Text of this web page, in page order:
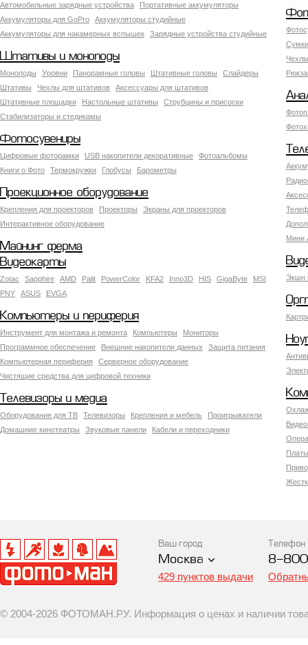
Автомобильные зарядные устройства
Портативные аккумуляторы
Аккумуляторы для GoPro
Аккумуляторы студийные
Аккумуляторы для накамерных вспышек
Зарядные устройства студийные
Штативы и моноподы
Моноподы Уровни Панорамные головы Штативные головы
Слайдеры
Штативы
Чехлы для штативов
Аксессуары для штативов
Штативные площадки
Настольные штативы
Струбцины и присоски
Стабилизаторы и стедикамы
Фотосувениры
Цифровые фоторамки USB накопители декоративные
Фотоальбомы
Книги о Фото
Термокружки Глобусы Барометры
Мини
Проекционное оборудование
Крепления для проекторов Проекторы
Экраны для проекторов
Интерактивное оборудование
Майнинг ферма
Экшн
Видеокарты
Zotac Sapphire AMD Palit PowerColor KFA2 Inno3D HIS GigaByte
MSI
PNY
ASUS EVGA
Компьютеры и периферия
Инструмент для монтажа и ремонта Компьютеры
Мониторы
Программное обеспечение
Внешние накопители данных
Защита питания
Компьютерная периферия
Серверное оборудование
Чистящие средства для цифровой техники
Телевизоры и медиа
Оборудование для ТВ Телевизоры Крепления и мебель
Проигрыватели
Домашние кинотеатры
Звуковые панели Кабели и переходники
Ваш город
Москва
429 пунктов выдачи
Телефон
8-
© 2004-2026 ФОТОМАН.РУ. Информация о ценах и наличии